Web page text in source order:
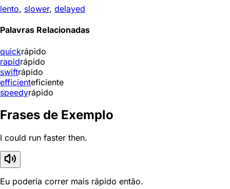
lento, slower, delayed
Palavras Relacionadas
quickrápido
rapidrápido
swiftrápido
efficienteficiente
speedyrápido
Frases de Exemplo
I could run faster then.
Eu poderia correr mais rápido então.